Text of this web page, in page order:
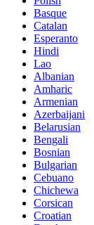
Basque
Catalan
Esperanto
Hindi
Lao
Albanian
Amharic
Armenian
Azerbaijani
Belarusian
Bengali
Bosnian
Bulgarian
Cebuano
Chichewa
Corsican
Croatian